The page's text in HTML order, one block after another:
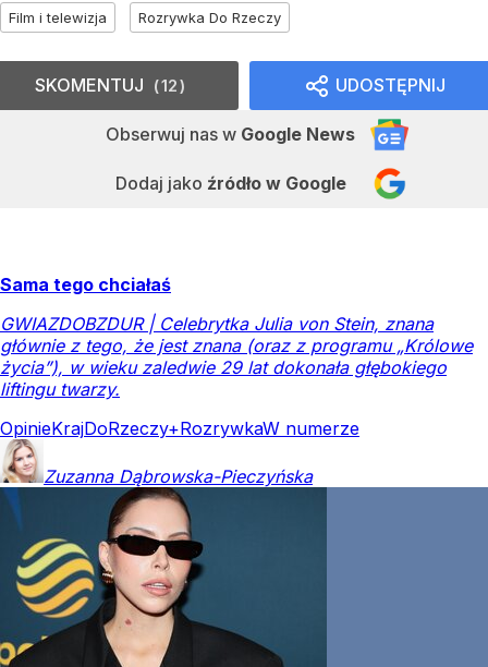
Film i telewizja Rozrywka Do Rzeczy
UDOSTĘPNIJ
Obserwuj nas w Google News
Dodaj jako źródło w Google
SKOMENTUJ 12
Sama tego chciałaś
GWIAZDOBZDUR | Celebrytka Julia von Stein, znana
głównie z tego, że jest znana (oraz z programu „Królowe
życia”), w wieku zaledwie 29 lat dokonała głębokiego
liftingu twarzy.
OpinieKrajDoRzeczy+RozrywkaW numerze
Zuzanna Dąbrowska-Pieczyńska